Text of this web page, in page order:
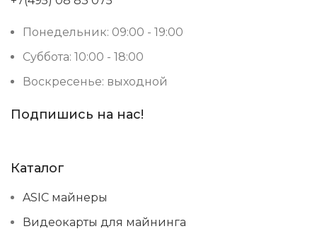
Понедельник: 09:00 - 19:00
Суббота: 10:00 - 18:00
Воскресенье: выходной
Подпишись на нас!
Каталог
ASIC майнеры
Видеокарты для майнинга